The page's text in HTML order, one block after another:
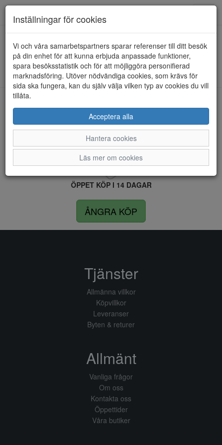
HEM RIEKER
Kunde inte hitta några artiklar...
LEVERANS INOM 4 DAGAR INOM SVERIGE
FRI FRAKT VID KÖP ÖVER 1.500 KR
ÖPPET KÖP I 14 DAGAR
ÅNGRA KÖP
Inställningar för cookies
Vi och våra samarbetspartners sparar referenser till ditt besök
på din enhet för att kunna erbjuda anpassade funktioner,
spara besöksstatistik och för att möjliggöra personifierad
marknadsföring. Utöver nödvändiga cookies, som krävs för
sida ska fungera, kan du själv välja vilken typ av cookies du vill
tillåta.
Acceptera alla
Hantera cookies
Läs mer om cookies
Tjänster
Allmänna villkor
Köpvillkor
Leveranser
Byten & returer
Allmänt
Vanliga frågor
Om oss
Kontakta oss
Öppettider
Våra butiker